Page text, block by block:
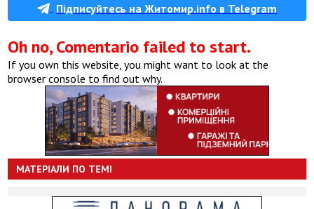
Підписуйтесь на Житомир.info в Telegram
Oh no, Comentario failed to start.
If you own this website, you might want to look at the
browser console to find out why.
МАТЕРІАЛИ ПО ТЕМІ